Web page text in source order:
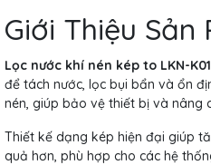
Giới Thiệu Sản
Lọc nước khí nén kép to LKN-K01
để tách nước, lọc bụi bẩn và ổn
nén, giúp bảo vệ thiết bị và nâng
Thiết kế dạng kép hiện đại giúp
quả hơn, phù hợp cho các hệ